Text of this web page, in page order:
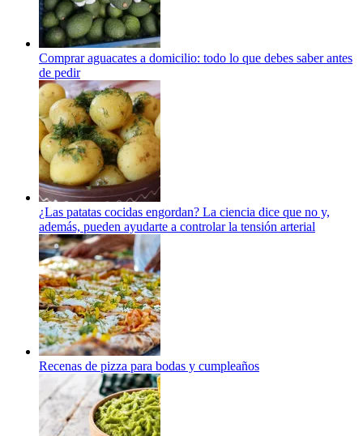
Comprar aguacates a domicilio: todo lo que debes saber antes
de pedir
¿Las patatas cocidas engordan? La ciencia dice que no y,
además, pueden ayudarte a controlar la tensión arterial
Recenas de pizza para bodas y cumpleaños